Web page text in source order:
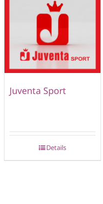
Juventa Sport
Details